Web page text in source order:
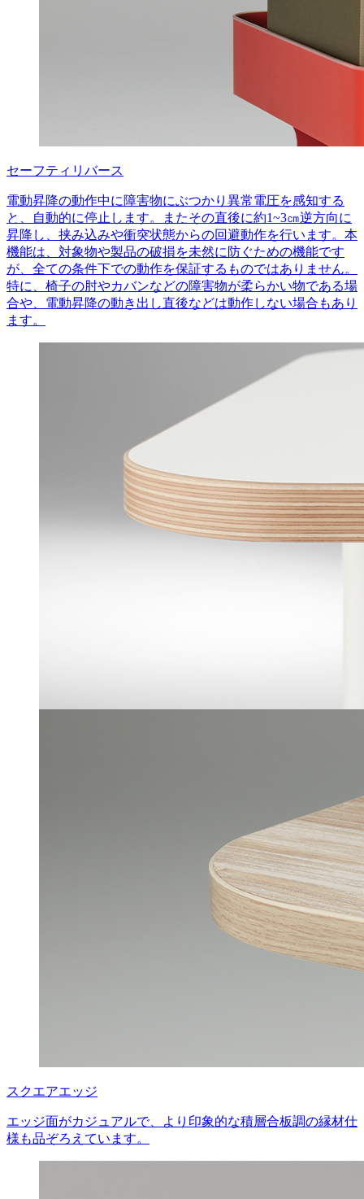
セーフティリバース
電動昇降の動作中に障害物にぶつかり異常電圧を感知する
と、自動的に停止します。またその直後に約1~3㎝逆方向に
昇降し、挟み込みや衝突状態からの回避動作を行います。本
機能は、対象物や製品の破損を未然に防ぐための機能です
が、全ての条件下での動作を保証するものではありません。
特に、椅子の肘やカバンなどの障害物が柔らかい物である場
合や、電動昇降の動き出し直後などは動作しない場合もあり
ます。
スクエアエッジ
エッジ面がカジュアルで、より印象的な積層合板調の縁材仕
様も品ぞろえています。